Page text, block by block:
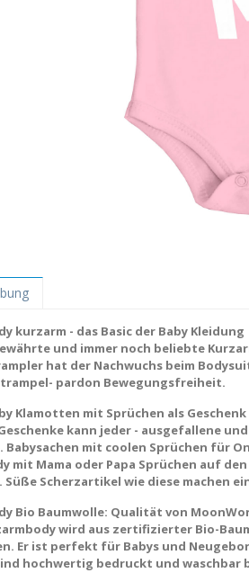
kurzarm - das Basic der Baby Kleidung
und immer noch beliebte
hat der Nachwuchs beim
pardon Bewegungsfreiheit.
Klamotten mit Sprüchen als
kann jeder - ausgefallene
Babysachen mit coolen Sprüchen für
mit Mama oder Papa Sprüchen auf
Süße Scherzartikel wie diese machen
Bio Baumwolle: Qualität von
wird aus zertifizierter Bio-
Er ist perfekt für Babys und
hochwertig bedruckt und waschbar